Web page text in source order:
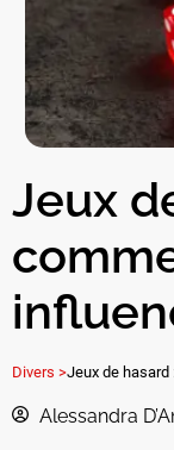
Jeux
Divers >Jeux de
Alessandra